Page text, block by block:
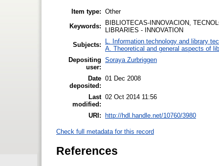
Item type: Other
Keywords:
BIBLIOTECAS-INNOVACION,
LIBRARIES - INNOVATION
Subjects:
L. Information technology and library
A. Theoretical and general aspects of
Depositing
user:
Soraya Zurbriggen
Date
deposited:
01 Dec 2008
Last
modified:
02 Oct 2014 11:56
URI: http://hdl.handle.net/10760/3980
Check full metadata for this record
References